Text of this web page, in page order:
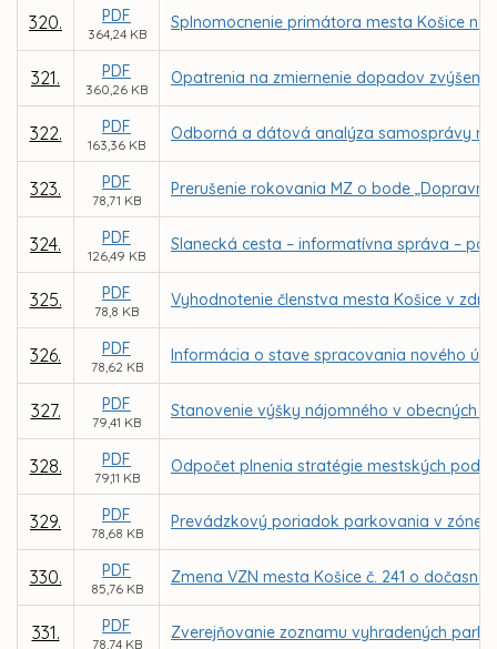
320. PDF
364,24 KB
Splnomocnenie primátora mesta Košice
321. PDF
360,26 KB
Opatrenia na zmiernenie dopadov
322. PDF
163,36 KB
Odborná a dátová analýza samosprávy
323. PDF
78,71 KB
Prerušenie rokovania MZ o bode
324. PDF
126,49 KB
Slanecká cesta – informatívna správa –
325. PDF
78,8 KB
Vyhodnotenie členstva mesta Košice v
326. PDF
78,62 KB
Informácia o stave spracovania nového
327. PDF
79,41 KB
Stanovenie výšky nájomného v obecných
328. PDF
79,11 KB
Odpočet plnenia stratégie mestských
329. PDF
78,68 KB
Prevádzkový poriadok parkovania v zóne
330. PDF
85,76 KB
Zmena VZN mesta Košice č. 241 o
331. PDF
78,74 KB
Zverejňovanie zoznamu vyhradených